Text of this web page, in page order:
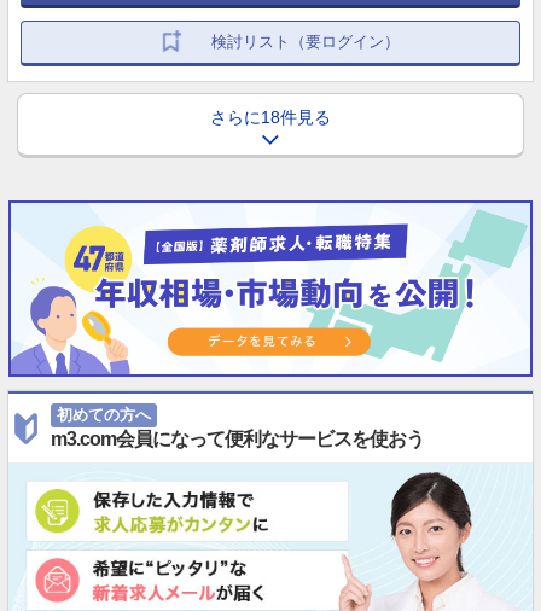
検討リスト（要ログイン）
さらに18件見る
初めての方へ
m3.com会員になって便利なサービスを使おう